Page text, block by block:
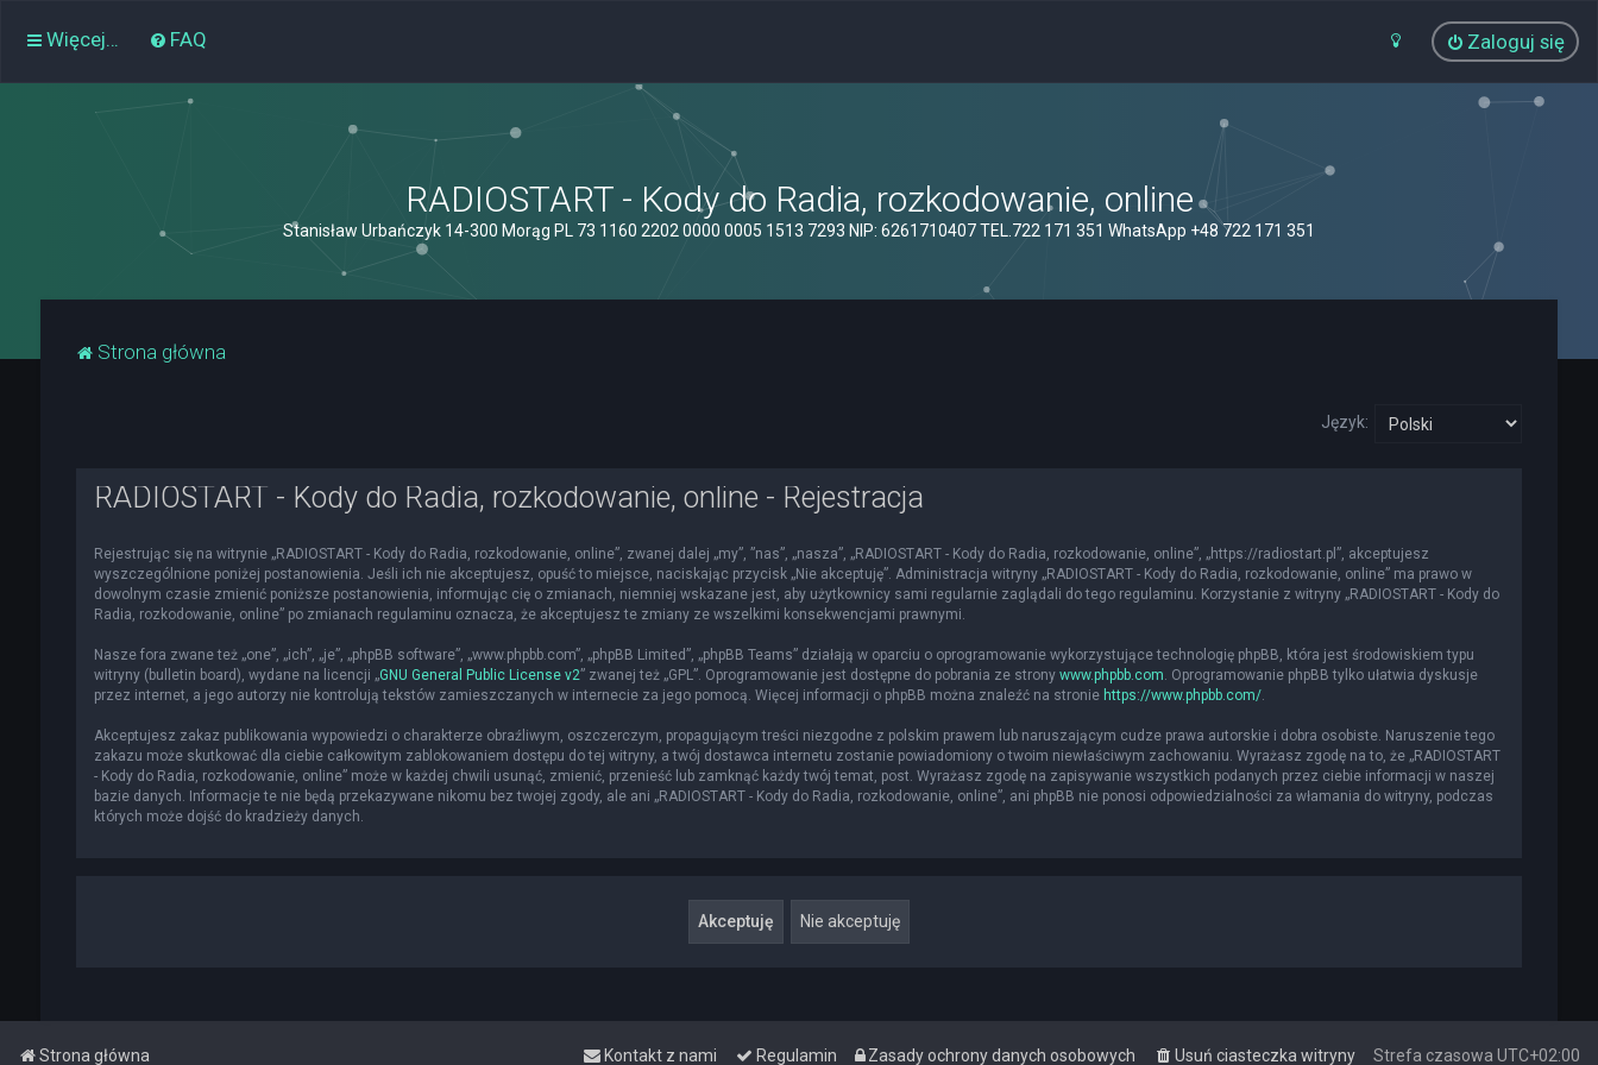
Więcej… FAQ Zaloguj się
RADIOSTART - Kody do Radia, rozkodowanie, online
Stanisław Urbańczyk 14-300 Morąg PL 73 1160 2202 0000 0005 1513 7293 NIP: 6261710407 TEL.722 171 351 WhatsApp +48 722 171 351
Strona główna
Język:
RADIOSTART - Kody do Radia, rozkodowanie, online - Rejestracja
Rejestrując się na witrynie „RADIOSTART - Kody do Radia, rozkodowanie, online”, zwanej dalej „my”, ”nas”, „nasza”, „RADIOSTART - Kody do Radia, rozkodowanie, online”, „https://radiostart.pl”, akceptujesz
wyszczególnione poniżej postanowienia. Jeśli ich nie akceptujesz, opuść to miejsce, naciskając przycisk „Nie akceptuję”. Administracja witryny „RADIOSTART - Kody do Radia, rozkodowanie, online” ma prawo w
dowolnym czasie zmienić poniższe postanowienia, informując cię o zmianach, niemniej wskazane jest, aby użytkownicy sami regularnie zaglądali do tego regulaminu. Korzystanie z witryny „RADIOSTART - Kody do
Radia, rozkodowanie, online” po zmianach regulaminu oznacza, że akceptujesz te zmiany ze wszelkimi konsekwencjami prawnymi.
Nasze fora zwane też „one”, „ich”, „je”, „phpBB software”, „www.phpbb.com”, „phpBB Limited”, „phpBB Teams” działają w oparciu o oprogramowanie wykorzystujące technologię phpBB, która jest środowiskiem typu
witryny (bulletin board), wydane na licencji „GNU General Public License v2” zwanej też „GPL”. Oprogramowanie jest dostępne do pobrania ze strony www.phpbb.com. Oprogramowanie phpBB tylko ułatwia dyskusje
przez internet, a jego autorzy nie kontrolują tekstów zamieszczanych w internecie za jego pomocą. Więcej informacji o phpBB można znaleźć na stronie https://www.phpbb.com/.
Akceptujesz zakaz publikowania wypowiedzi o charakterze obraźliwym, oszczerczym, propagującym treści niezgodne z polskim prawem lub naruszającym cudze prawa autorskie i dobra osobiste. Naruszenie tego
zakazu może skutkować dla ciebie całkowitym zablokowaniem dostępu do tej witryny, a twój dostawca internetu zostanie powiadomiony o twoim niewłaściwym zachowaniu. Wyrażasz zgodę na to, że „RADIOSTART
- Kody do Radia, rozkodowanie, online” może w każdej chwili usunąć, zmienić, przenieść lub zamknąć każdy twój temat, post. Wyrażasz zgodę na zapisywanie wszystkich podanych przez ciebie informacji w naszej
bazie danych. Informacje te nie będą przekazywane nikomu bez twojej zgody, ale ani „RADIOSTART - Kody do Radia, rozkodowanie, online”, ani phpBB nie ponosi odpowiedzialności za włamania do witryny, podczas
których może dojść do kradzieży danych.
Strona główna Strefa czasowa UTC+02:00
Usuń ciasteczka witryny
Zasady ochrony danych osobowych
Regulamin
Kontakt z nami